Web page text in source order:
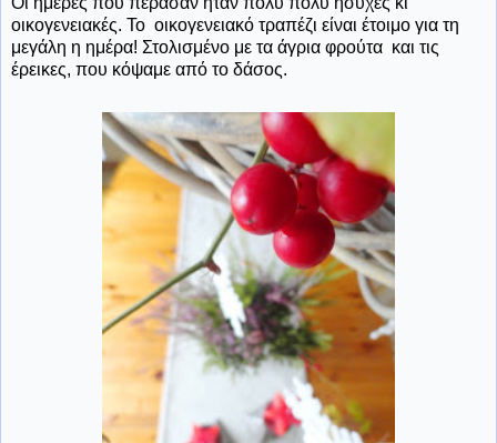
οικογενειακές. Το οικογενειακό τραπέζι είναι έτοιμο για τη
μεγάλη η ημέρα! Στολισμένο με τα άγρια φρούτα και τις
έρεικες, που κόψαμε από το δάσος.